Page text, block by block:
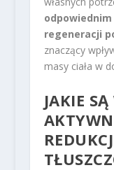
regeneracji
znaczący
masy ciała w
JAKIE